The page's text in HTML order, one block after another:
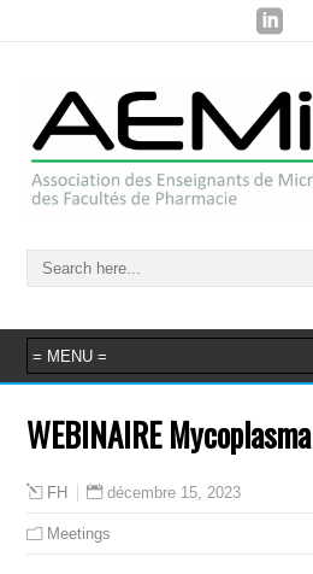
WEBINAIRE Mycoplasma
FH décembre 15, 2023
Meetings